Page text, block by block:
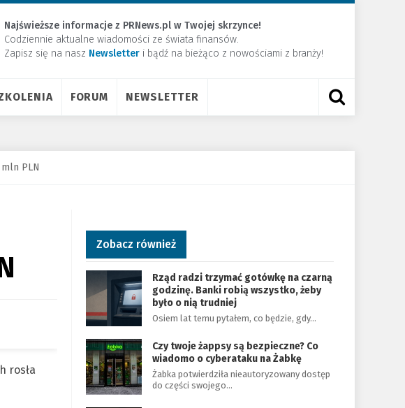
Najświeższe informacje z PRNews.pl w Twojej skrzynce!
Codziennie aktualne wiadomości ze świata finansów.
Zapisz się na nasz Newsletter ​i bądź na bieżąco z nowościami z branży!
FORUM NEWSLETTER
PLN
rosła
Zobacz również
Rząd radzi trzymać gotówkę na czarną
godzinę. Banki robią wszystko, żeby
było o nią trudniej
Osiem lat temu pytałem, co będzie, gdy…
Czy twoje żappsy są bezpieczne? Co
wiadomo o cyberataku na Żabkę
Żabka potwierdziła nieautoryzowany dostęp
do części swojego…